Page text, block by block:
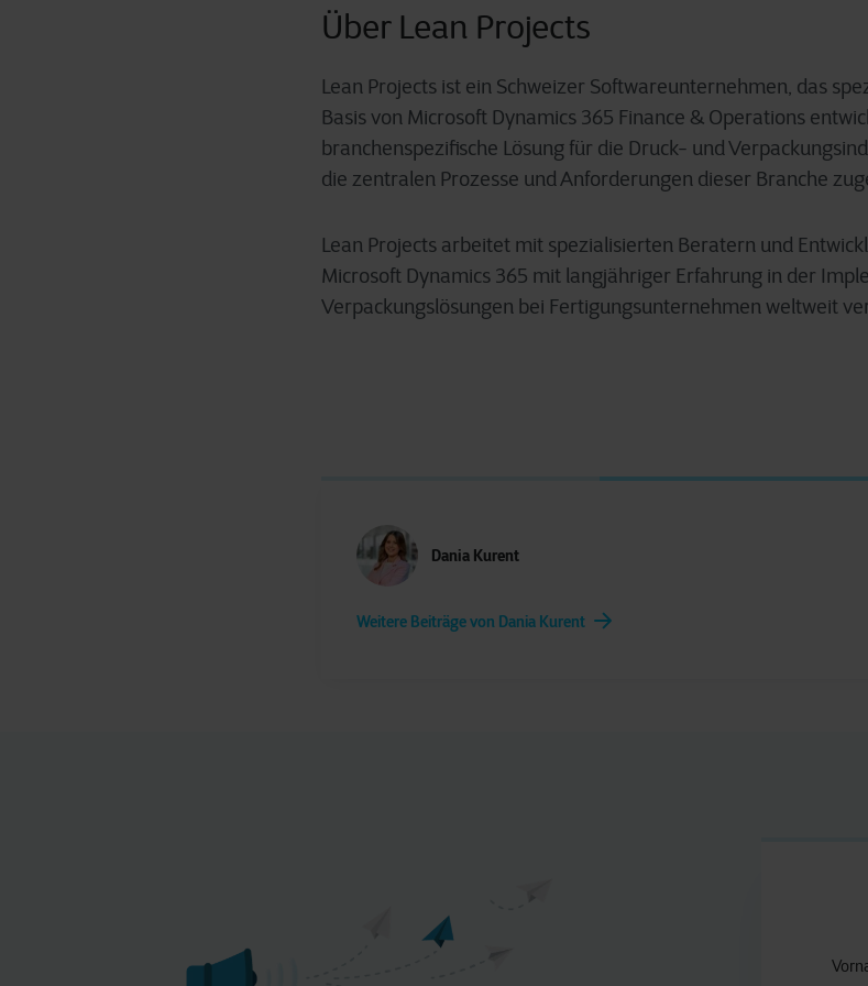
Über Lean Projects
Lean Projects ist ein Schweizer Softwareunternehmen, das
Basis von Microsoft Dynamics 365 Finance & Operations
branchenspezifische Lösung für die Druck- und
die zentralen Prozesse und Anforderungen dieser Branche
Lean Projects arbeitet mit spezialisierten Beratern und
Microsoft Dynamics 365 mit langjähriger Erfahrung in der
Verpackungslösungen bei Fertigungsunternehmen weltweit
Dania Kurent
Weitere Beiträge von Dania Kurent